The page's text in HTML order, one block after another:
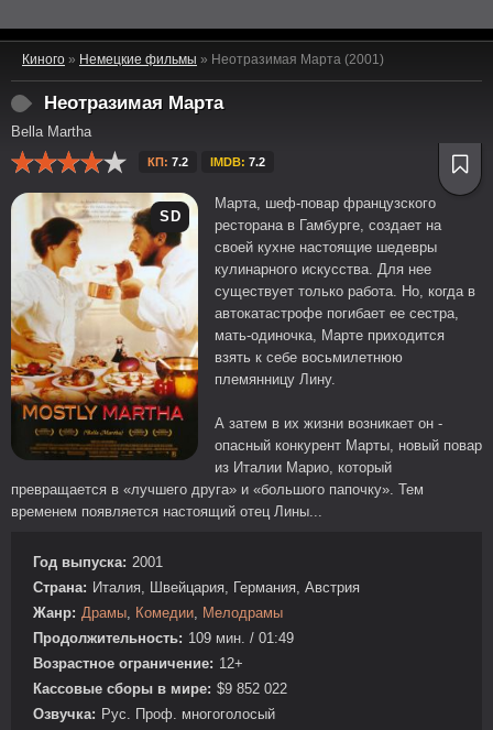
Киного » Немецкие фильмы » Неотразимая Марта (2001)
Неотразимая Марта
Bella Martha
КП: 7.2 IMDB: 7.2
SD
Марта, шеф-повар французского
ресторана в Гамбурге, создает на
своей кухне настоящие шедевры
кулинарного искусства. Для нее
существует только работа. Но, когда в
автокатастрофе погибает ее сестра,
мать-одиночка, Марте приходится
взять к себе восьмилетнюю
племянницу Лину.
А затем в их жизни возникает он -
опасный конкурент Марты, новый повар
из Италии Марио, который
превращается в «лучшего друга» и «большого папочку». Тем
временем появляется настоящий отец Лины...
Год выпуска: 2001
Страна: Италия, Швейцария, Германия, Австрия
Жанр: Драмы, Комедии, Мелодрамы
Продолжительность: 109 мин. / 01:49
Возрастное ограничение: 12+
Кассовые сборы в мире: $9 852 022
Озвучка: Рус. Проф. многоголосый